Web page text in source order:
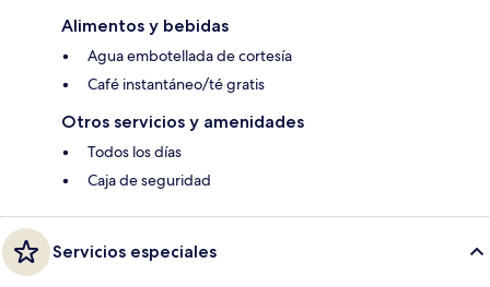
Alimentos y bebidas
Agua embotellada de cortesía
Café instantáneo/té gratis
Otros servicios y amenidades
Todos los días
Caja de seguridad
Servicios especiales